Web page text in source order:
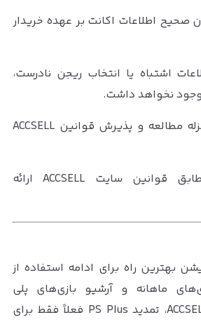
صحیح اطلاعات اکانت بر عهده خریدار
اشتباه یا انتخاب ریجن نادرست،
نخواهد داشت.
ثبت سفارش به منزله مطالعه و پذیرش قوانین ACCSELL
تمامی خدمات مطابق قوانین سایت ACCSELL ارائه
بهترین راه برای ادامه استفاده از
ماهانه و آرشیو بازی‌های پلی